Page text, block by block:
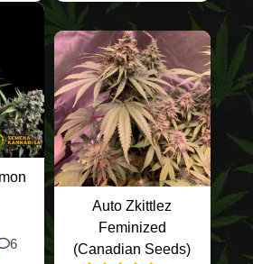
6
Auto Zkittlez
Feminized
(Canadian Seeds)